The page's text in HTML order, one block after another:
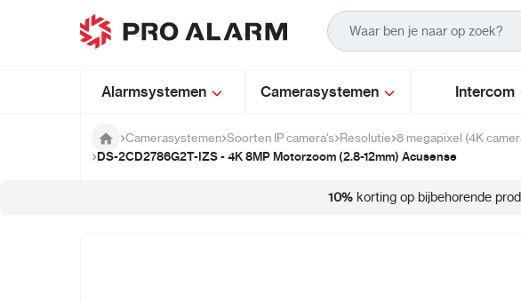
Ga naar de inhoud
Alarmsystemen Camerasystemen Intercom
Camerasystemen Soorten IP camera's Resolutie 8 megapixel (4K
DS-2CD2786G2T-IZS - 4K 8MP Motorzoom (2.8-12mm) Acusense
10% korting op bijbehorende